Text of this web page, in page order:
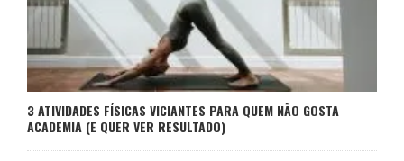
3 ATIVIDADES FÍSICAS VICIANTES PARA QUEM NÃO GOSTA
ACADEMIA (E QUER VER RESULTADO)